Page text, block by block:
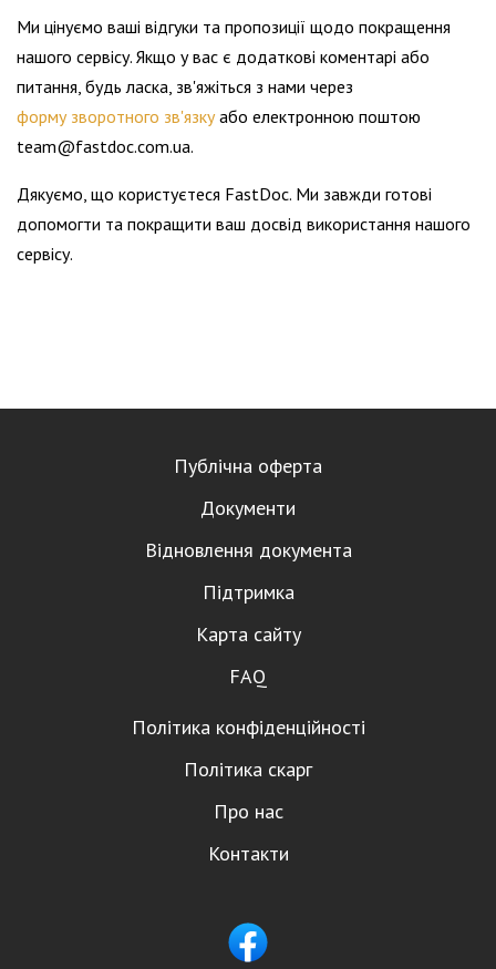
Ми цінуємо ваші відгуки та пропозиції щодо покращення
нашого сервісу. Якщо у вас є додаткові коментарі або
питання, будь ласка, зв'яжіться з нами через
форму зворотного зв'язкуабо електронною поштою
team@fastdoc.com.ua.
Дякуємо, що користуєтеся FastDoc. Ми завжди готові
допомогти та покращити ваш досвід використання нашого
сервісу.
Публічна оферта
Документи
Відновлення документа
Підтримка
Карта сайту
FAQ
Політика конфіденційності
Політика скарг
Про нас
Контакти